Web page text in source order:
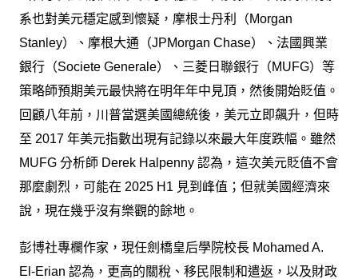
系也對美元穩定感到懷疑，摩根士丹利（Morgan
Stanley）、摩根大通（JPMorgan Chase）、法國興業
銀行（Societe Generale）、三菱日聯銀行（MUFG）等
策略師預期美元最快將在明年年中見頂，然後開始貶值。
回顧八年前，川普當選美國總統後，美元立即飆升，但時
至 2017 年美元指數出現有記錄以來最大年度跌幅。雖然
MUFG 分析師 Derek Halpenny 認為，這次美元貶值不會
那麼劇烈，可能在 2025 H1 見到峰值；但就美國經濟來
說，現在幾乎沒有樂觀的餘地。
彭博社專欄作家，現任劍橋皇后學院校長 Mohamed A.
El-Erian 認為，更高的關稅、移民限制和遣返，以及財政